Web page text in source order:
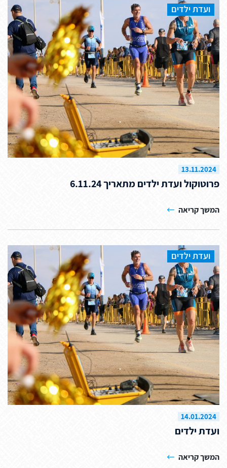
פרוטוקול ועדת ילדים מתאריך 6.11.24
13.11.2024
המשך קריאה
ועדת ילדים
ועדת ילדים
14.01.2024
המשך קריאה
ועדת ילדים